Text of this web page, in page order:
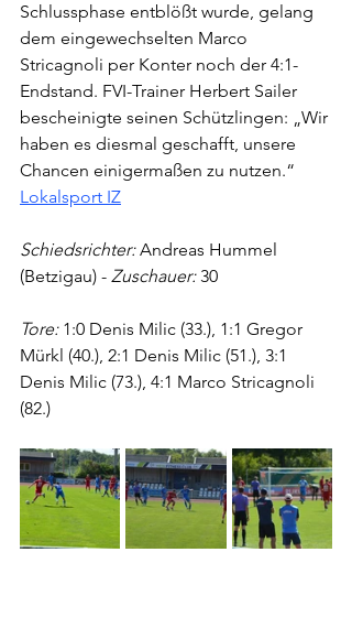
Schlussphase entblößt wurde, gelang
dem eingewechselten Marco
Stricagnoli per Konter noch der 4:1-
Endstand. FVI-Trainer Herbert Sailer
bescheinigte seinen Schützlingen: „Wir
haben es diesmal geschafft, unsere
Chancen einigermaßen zu nutzen.“
Lokalsport IZ
Schiedsrichter: Andreas Hummel
(Betzigau) - Zuschauer: 30
Tore: 1:0 Denis Milic (33.), 1:1 Gregor
Mürkl (40.), 2:1 Denis Milic (51.), 3:1
Denis Milic (73.), 4:1 Marco Stricagnoli
(82.)